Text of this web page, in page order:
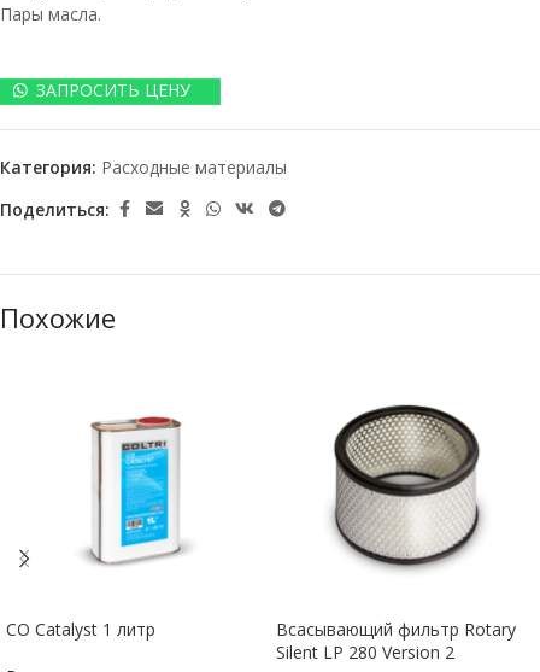
Пары масла.
ЗАПРОСИТЬ ЦЕНУ
Категория: Расходные материалы
Поделиться:
Похожие
CO Catalyst 1 литр
Всасывающий фильтр Rotary
Silent LP 280 Version 2